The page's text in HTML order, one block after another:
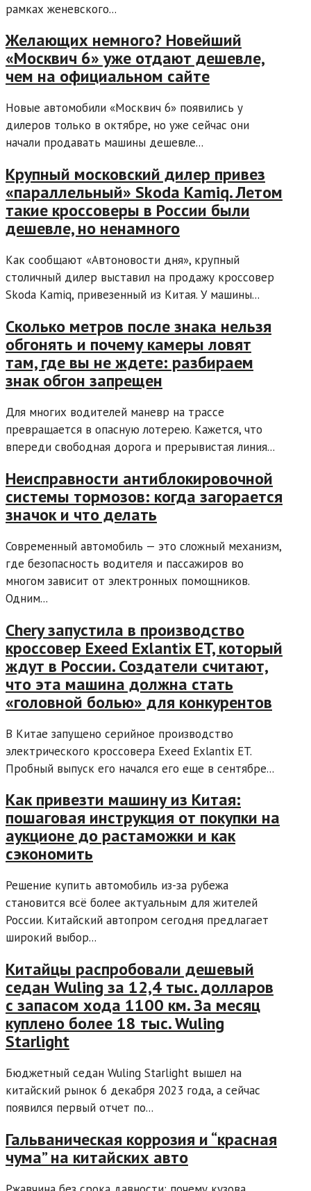
рамках женевского...
Желающих немного? Новейший
«Москвич 6» уже отдают дешевле,
чем на официальном сайте
Новые автомобили «Москвич 6» появились у
дилеров только в октябре, но уже сейчас они
начали продавать машины дешевле...
Крупный московский дилер привез
«параллельный» Skoda Kamiq. Летом
такие кроссоверы в России были
дешевле, но ненамного
Как сообщают «Автоновости дня», крупный
столичный дилер выставил на продажу кроссовер
Skoda Kamiq, привезенный из Китая. У машины...
Сколько метров после знака нельзя
обгонять и почему камеры ловят
там, где вы не ждете: разбираем
знак обгон запрещен
Для многих водителей маневр на трассе
превращается в опасную лотерею. Кажется, что
впереди свободная дорога и прерывистая линия...
Неисправности антиблокировочной
системы тормозов: когда загорается
значок и что делать
Современный автомобиль — это сложный механизм,
где безопасность водителя и пассажиров во
многом зависит от электронных помощников.
Одним...
Chery запустила в производство
кроссовер Exeed Exlantix ET, который
ждут в России. Создатели считают,
что эта машина должна стать
«головной болью» для конкурентов
В Китае запущено серийное производство
электрического кроссовера Exeed Exlantix ET.
Пробный выпуск его начался его еще в сентябре...
Как привезти машину из Китая:
пошаговая инструкция от покупки на
аукционе до растаможки и как
сэкономить
Решение купить автомобиль из-за рубежа
становится всё более актуальным для жителей
России. Китайский автопром сегодня предлагает
широкий выбор...
Китайцы распробовали дешевый
седан Wuling за 12,4 тыс. долларов
с запасом хода 1100 км. За месяц
куплено более 18 тыс. Wuling
Starlight
Бюджетный седан Wuling Starlight вышел на
китайский рынок 6 декабря 2023 года, а сейчас
появился первый отчет по...
Гальваническая коррозия и “красная
чума” на китайских авто